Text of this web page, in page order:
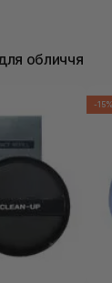
обличчя
-